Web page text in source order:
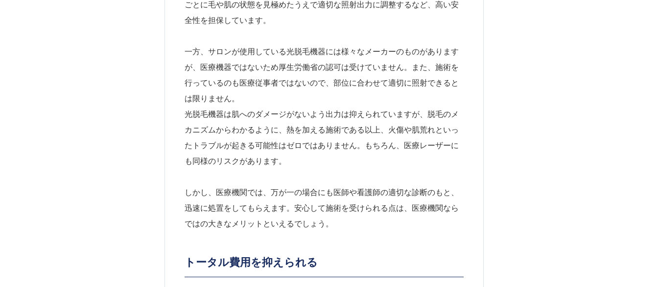
ごとに毛や肌の状態を見極めたうえで適切な照射出力に調整するなど、高い安
全性を担保しています。
一方、サロンが使用している光脱毛機器には様々なメーカーのものがあります
が、医療機器ではないため厚生労働省の認可は受けていません。また、施術を
行っているのも医療従事者ではないので、部位に合わせて適切に照射できると
は限りません。
光脱毛機器は肌へのダメージがないよう出力は抑えられていますが、脱毛のメ
カニズムからわかるように、熱を加える施術である以上、火傷や肌荒れといっ
たトラブルが起きる可能性はゼロではありません。もちろん、医療レーザーに
も同様のリスクがあります。
しかし、医療機関では、万が一の場合にも医師や看護師の適切な診断のもと、
迅速に処置をしてもらえます。安心して施術を受けられる点は、医療機関なら
ではの大きなメリットといえるでしょう。
トータル費用を抑えられる